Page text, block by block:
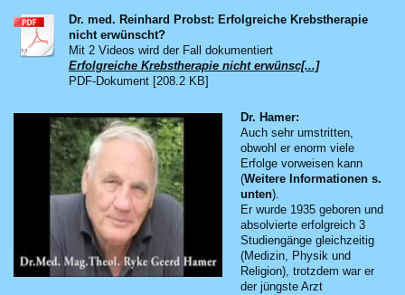
Dr. med. Reinhard Probst: Erfolgreiche Krebstherapie
nicht erwünscht?
Mit 2 Videos wird der Fall dokumentiert
Erfolgreiche Krebstherapie nicht erwünsc[...]
PDF-Dokument [208.2 KB]
Dr. Hamer:
Auch sehr umstritten,
obwohl er enorm viele
Erfolge vorweisen kann
(Weitere Informationen s.
unten).
Er wurde 1935 geboren und
absolvierte erfolgreich 3
Studiengänge gleichzeitig
(Medizin, Physik und
Religion), trotzdem war er
der jüngste Arzt